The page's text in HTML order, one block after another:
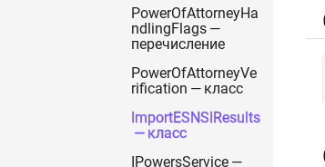
PowerOfAttorneyHa
ndlingFlags —
перечисление
PowerOfAttorneyVe
rification — класс
ImportESNSIResults
— класс
IPowersService —